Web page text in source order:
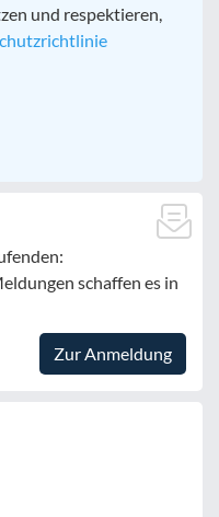
und respektieren,
schaffen es in
Zur Anmeldung